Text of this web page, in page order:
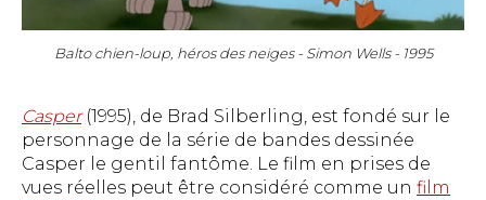
Balto chien-loup, héros des neiges - Simon Wells - 1995
Casper(1995), de Brad Silberling, est fondé sur le
personnage de la série de bandes dessinée
Casper le gentil fantôme. Le film en prises de
vues réelles peut être considéré comme un film